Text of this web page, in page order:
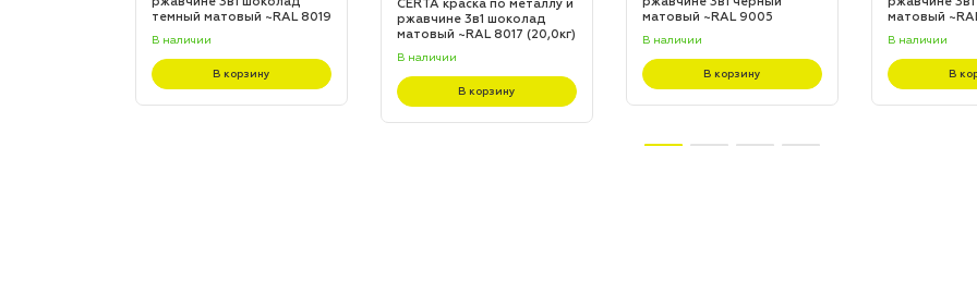
темный матовый ~RAL 8019
В наличии
В корзину
CERTA краска по металлу и
ржавчине 3в1 шоколад
матовый ~RAL 8017 (20,0кг)
В наличии
В корзину
матовый ~RAL 9005
В наличии
В корзину
матовый
В наличии
В